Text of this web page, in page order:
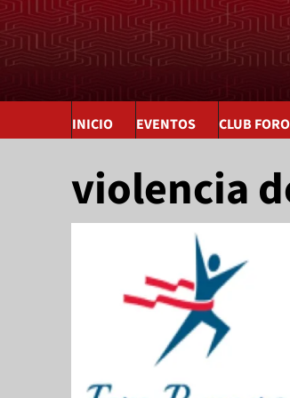
INICIO EVENTOS CLUB
violencia